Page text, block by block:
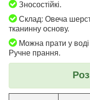
Зносостійкі.
Склад: Овеча
тканинну основу.
Можна прати у
Ручне прання.